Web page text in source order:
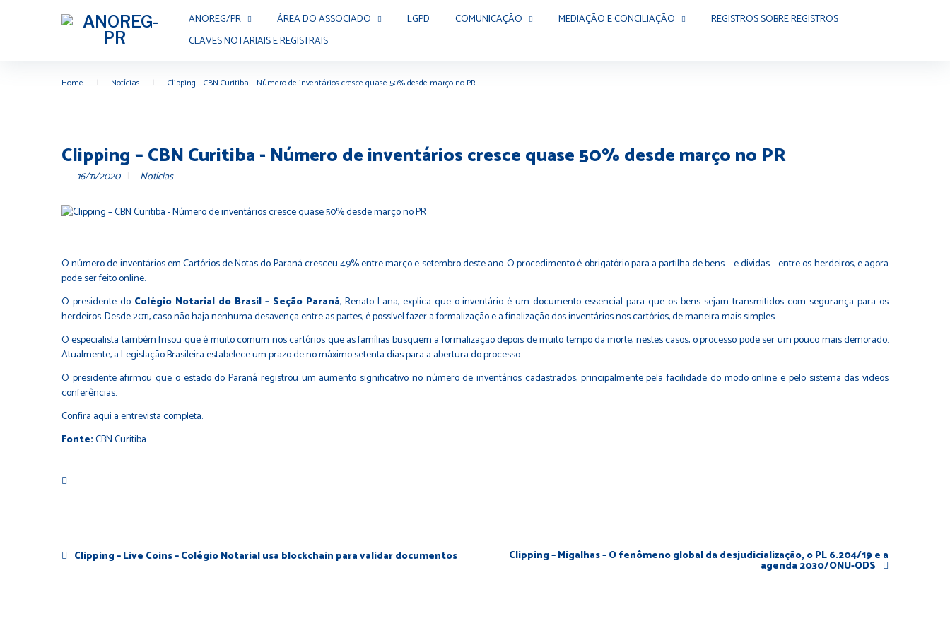
ANOREG/PR ÁREA DO ASSOCIADO LGPD COMUNICAÇÃO MEDIAÇÃO E CONCILIAÇÃO
REGISTROS SOBRE REGISTROS
CLAVES NOTARIAIS E REGISTRAIS
Home Notícias Clipping – CBN Curitiba – Número de inventários cresce quase 50% desde março no PR
Clipping – CBN Curitiba - Número de inventários cresce quase 50% desde março no PR
16/11/2020 Notícias
O número de inventários em Cartórios de Notas do Paraná cresceu 49% entre março e setembro deste ano. O procedimento é obrigatório para a partilha de bens – e dívidas – entre os herdeiros, e agora
pode ser feito online.
O presidente do Colégio Notarial do Brasil – Seção Paraná, Renato Lana, explica que o inventário é um documento essencial para que os bens sejam transmitidos com segurança para os
herdeiros. Desde 2011, caso não haja nenhuma desavença entre as partes, é possível fazer a formalização e a finalização dos inventários nos cartórios, de maneira mais simples.
O especialista também frisou que é muito comum nos cartórios que as famílias busquem a formalização depois de muito tempo da morte, nestes casos, o processo pode ser um pouco mais demorado.
Atualmente, a Legislação Brasileira estabelece um prazo de no máximo setenta dias para a abertura do processo.
O presidente afirmou que o estado do Paraná registrou um aumento significativo no número de inventários cadastrados, principalmente pela facilidade do modo online e pelo sistema das videos
conferências.
Confira aqui a entrevista completa.
Fonte:CBN Curitiba
Clipping – Live Coins – Colégio Notarial usa blockchain para validar documentos Clipping – Migalhas – O fenômeno global da desjudicialização, o PL 6.204/19 e a
agenda 2030/ONU-ODS